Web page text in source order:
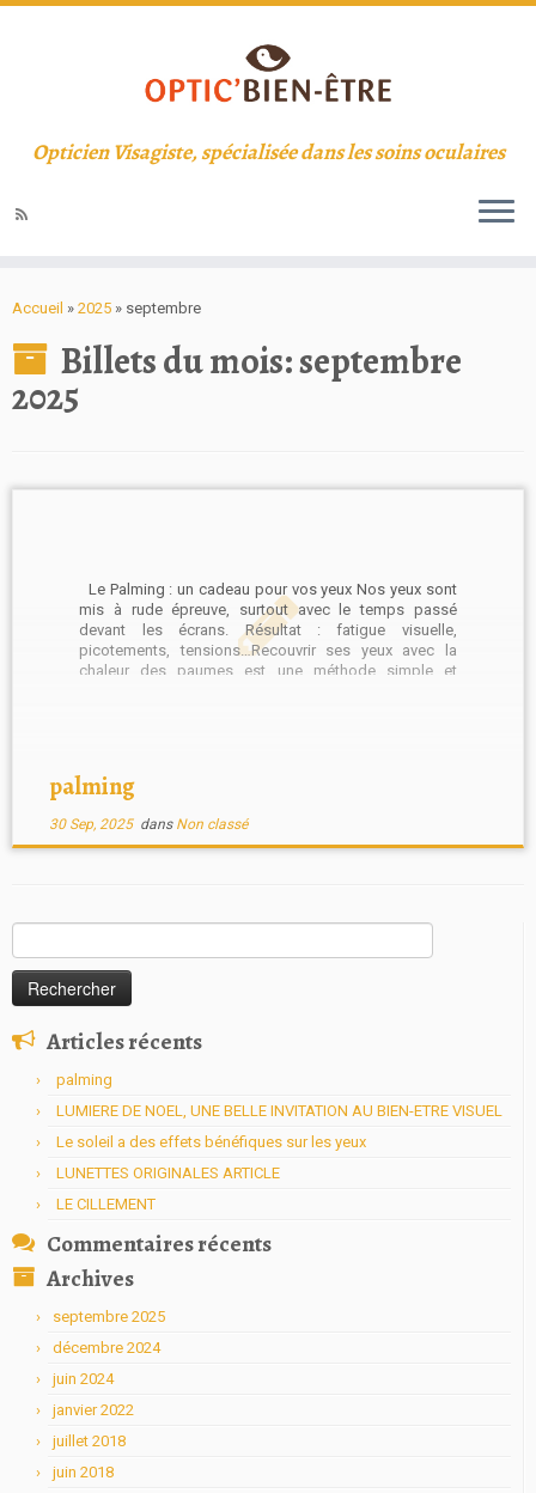
Opticien Visagiste, spécialisée dans les soins oculaires
Accueil » 2025 » septembre
Billets du mois:septembre
2025
Le Palming : un cadeau pour vos yeux Nos yeux sont
mis à rude épreuve, surtout avec le temps passé
devant les écrans. Résultat : fatigue visuelle,
picotements, tensions…Recouvrir ses yeux avec la
chaleur des paumes est une méthode simple et
palming
30 Sep, 2025dans Non classé
Articles récents
palming
LUMIERE DE NOEL, UNE BELLE INVITATION AU BIEN-ETRE VISUEL
Le soleil a des effets bénéfiques sur les yeux
LUNETTES ORIGINALES ARTICLE
LE CILLEMENT
Commentaires récents
Archives
septembre 2025
décembre 2024
juin 2024
janvier 2022
juillet 2018
juin 2018